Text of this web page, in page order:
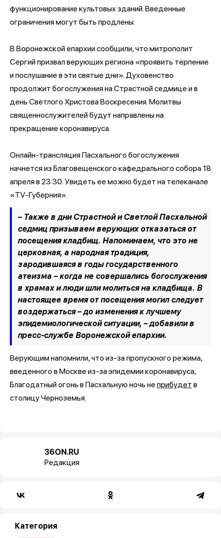
функционирование культовых зданий. Введенные
ограничения могут быть продлены.
В Воронежской епархии сообщили, что митрополит
Сергий призвал верующих региона «проявить терпение
и послушание в эти святые дни». Духовенство
продолжит богослужения на Страстной седмице и в
день Светлого Христова Воскресения. Молитвы
священнослужителей будут направлены на
прекращение коронавируса.
Онлайн-трансляция Пасхального богослужения
начнется из Благовещенского кафедрального собора 18
апреля в 23:30. Увидеть ее можно будет на телеканале
«TV-Губерния».
– Также в дни Страстной и Светлой Пасхальной
седмиц призываем верующих отказаться от
посещения кладбищ. Напоминаем, что это не
церковная, а народная традиция,
зародившаяся в годы государственного
атеизма – когда не совершались богослужения
в храмах и люди шли молиться на кладбища. В
настоящее время от посещения могил следует
воздержаться – до изменения к лучшему
эпидемиологической ситуации, –добавили в
пресс-службе Воронежской епархии.
Верующим напомнили, что из-за пропускного режима,
введенного в Москве из-за эпидемии коронавируса,
Благодатный огонь в Пасхальную ночь не прибудет в
столицу Черноземья.
36ON.RU
Редакция
Категория